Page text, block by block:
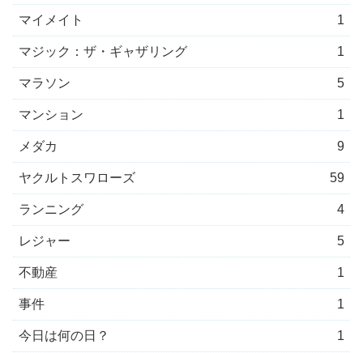
マイメイト 1
マジック：ザ・ギャザリング 1
マラソン 5
マンション 1
メダカ 9
ヤクルトスワローズ 59
ランニング 4
レジャー 5
不動産 1
事件 1
今日は何の日？ 1